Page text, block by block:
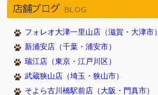
店舗ブログ BLOG
フォレオ大津一里山店（滋賀・大津市）
新浦安店（千葉・浦安市）
瑞江店（東京・江戸川区）
武蔵狭山店（埼玉・狭山市）
そよら古川橋駅前店（大阪・門真市）